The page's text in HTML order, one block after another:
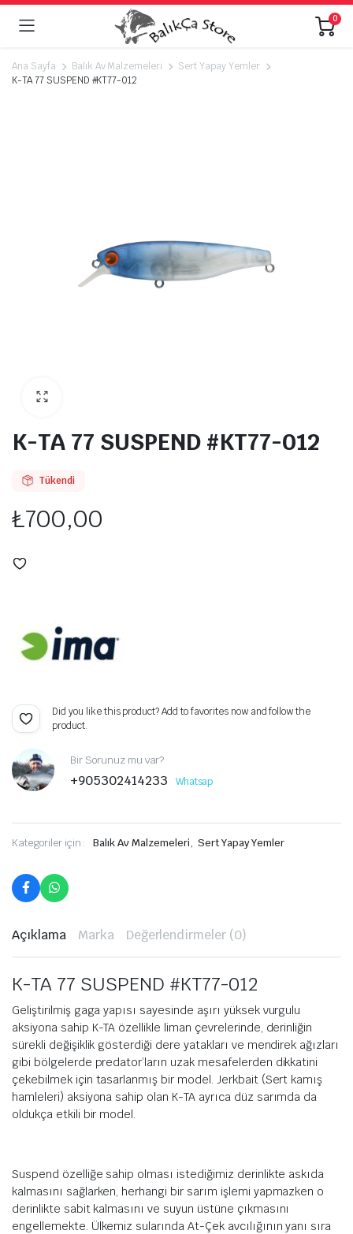
0
Ana Sayfa Balık Av Malzemeleri
Sert Yapay Yemler
K-TA 77 SUSPEND #KT77-012
K-TA 77 SUSPEND #KT77-012
Tükendi
₺700,00
Did you like this product? Add to favorites now and follow the
product.
Bir Sorunuz mu var?
+905302414233 Whatsap
Kategoriler için : Balık Av Malzemeleri, Sert Yapay Yemler
Açıklama Marka Değerlendirmeler (0)
K-TA 77 SUSPEND #KT77-012
Geliştirilmiş gaga yapısı sayesinde aşırı yüksek vurgulu
aksiyona sahip K-TA özellikle liman çevrelerinde, derinliğin
sürekli değişiklik gösterdiği dere yatakları ve mendirek ağızları
gibi bölgelerde predator’ların uzak mesafelerden dikkatini
çekebilmek için tasarlanmış bir model. Jerkbait (Sert kamış
hamleleri) aksiyona sahip olan K-TA ayrıca düz sarımda da
oldukça etkili bir model.
Suspend özelliğe sahip olması istediğimiz derinlikte askıda
kalmasını sağlarken, herhangi bir sarım işlemi yapmazken o
derinlikte sabit kalmasını ve suyun üstüne çıkmasını
engellemekte. Ülkemiz sularında At-Çek avcılığının yanı sıra